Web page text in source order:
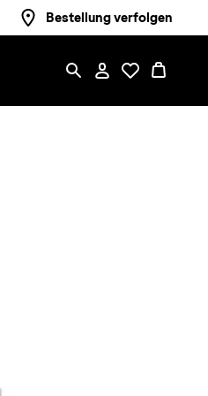
Bestellung verfolgen